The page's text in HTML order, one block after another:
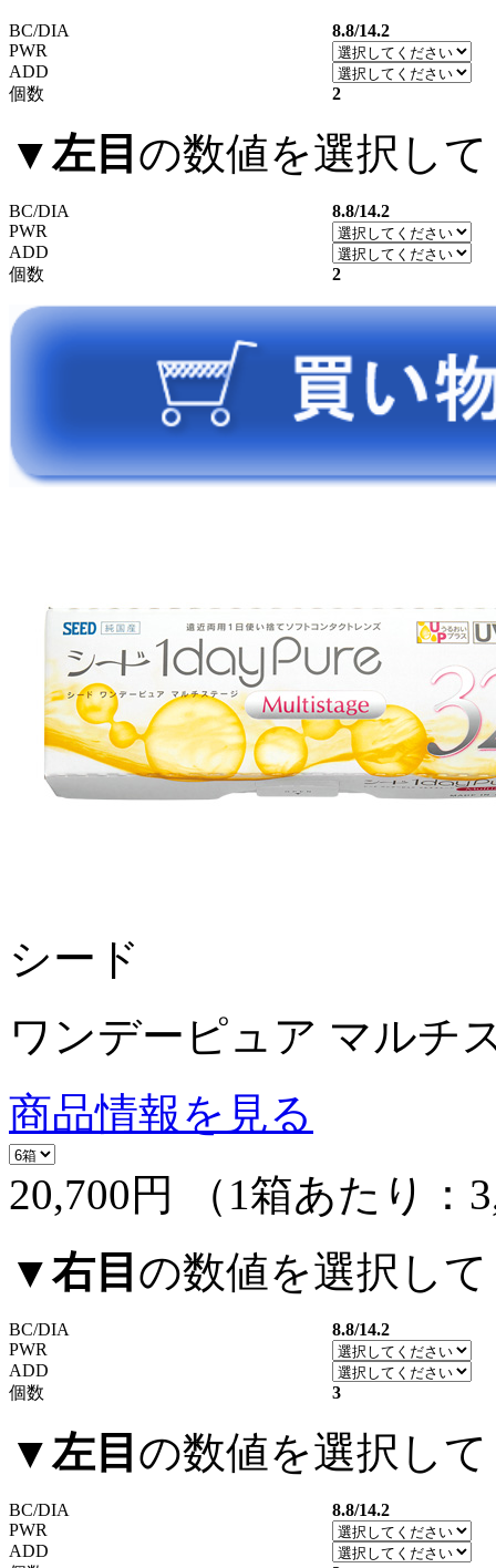
BC/DIA
8.8/14.2
PWR
ADD
個数
2
▼ 左目 の数値を選択し
BC/DIA
8.8/14.2
PWR
ADD
個数
2
シード
ワンデーピュア マルチ
商品情報を見る
20,700円
（1箱あたり：
▼右目 の数値を選択し
BC/DIA
8.8/14.2
PWR
ADD
個数
3
▼左目 の数値を選択し
BC/DIA
8.8/14.2
PWR
ADD